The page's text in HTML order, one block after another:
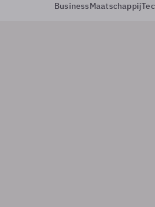
BusinessMaatschappij